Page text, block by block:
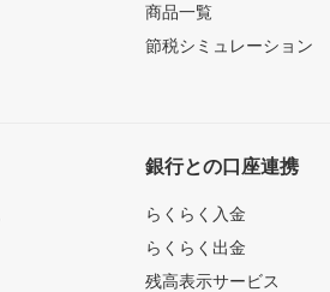
商品一覧
節税シミュレーション
銀行との口座連携
らくらく入金
らくらく出金
残高表示サービス